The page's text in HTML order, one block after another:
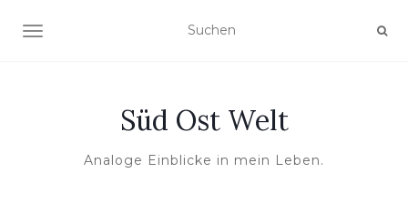
NAVIGATION UMSCHALTEN
Süd Ost Welt
Analoge Einblicke in mein Leben.